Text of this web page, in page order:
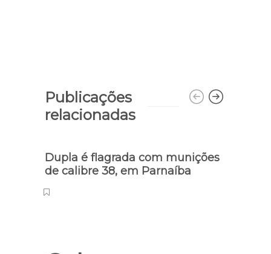
Publicações
relacionadas
Dupla é flagrada com munições
de calibre 38, em Parnaíba